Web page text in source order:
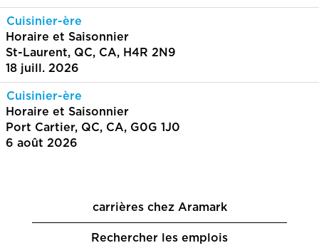
Cuisinier-ère
Horaire et Saisonnier
St-Laurent, QC, CA, H4R 2N9
18 juill. 2026
Cuisinier-ère
Horaire et Saisonnier
Port Cartier, QC, CA, G0G 1J0
6 août 2026
carrières chez Aramark
Rechercher les emplois